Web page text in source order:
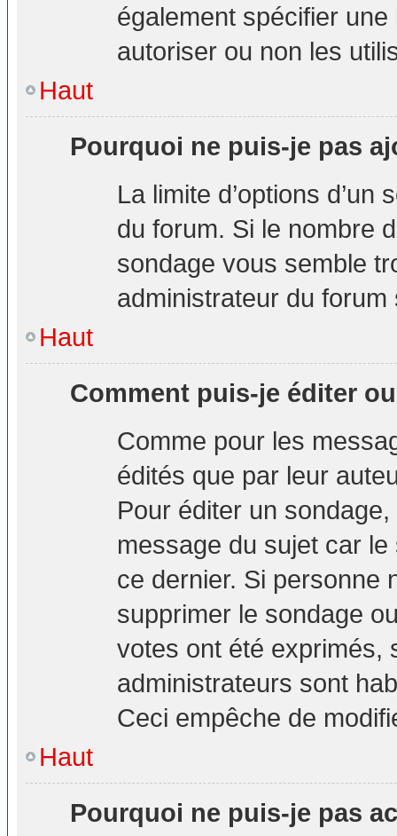
également spécifier
autoriser ou non les
Haut
Pourquoi ne puis-je pas
La limite d’options d’un
du forum. Si le nombre
sondage vous semble
administrateur du forum
Haut
Comment puis-je éditer
Comme pour les
édités que par leur
Pour éditer un
message du sujet car
ce dernier. Si personne
supprimer le sondage
votes ont été exprimés,
administrateurs sont
Ceci empêche de
Haut
Pourquoi ne puis-je pas